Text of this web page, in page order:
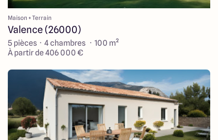
Maison + Terrain
Valence (26000)
5 pièces · 4 chambres · 100 m²
À partir de 406 000 €